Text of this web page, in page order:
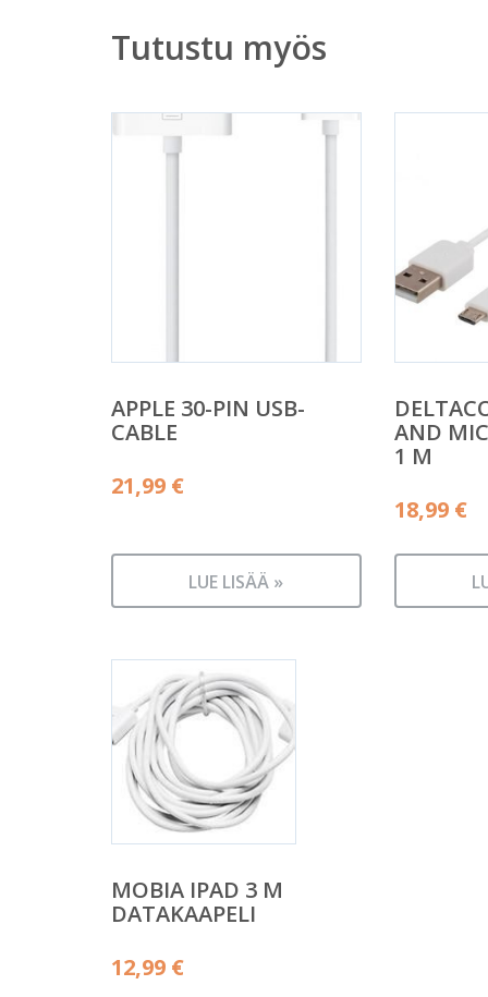
Tutustu myös
APPLE 30-PIN USB-
CABLE
21,99 €
LUE LISÄÄ »
AND
1 M
18,99 €
MOBIA IPAD 3 M
DATAKAAPELI
12,99 €